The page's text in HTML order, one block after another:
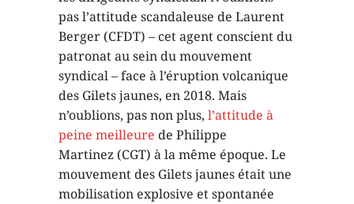
pas l’attitude scandaleuse de Laurent
Berger (CFDT) – cet agent conscient du
patronat au sein du mouvement
syndical – face à l’éruption volcanique
des Gilets jaunes, en 2018. Mais
n’oublions, pas non plus, l’attitude à
peine meilleure de Philippe
Martinez (CGT) à la même époque. Le
mouvement des Gilets jaunes était une
mobilisation explosive et spontanée